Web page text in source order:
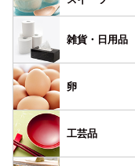
雑貨・ 日用品
卵
工芸品